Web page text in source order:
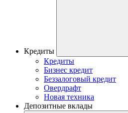
Кредиты
Кредиты
Бизнес кредит
Беззалоговый кредит
Овердрафт
Новая техника
Депозитные вклады